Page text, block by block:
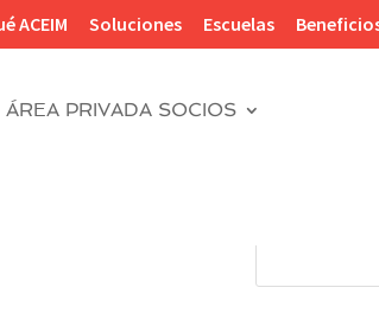
ACEIM Soluciones Escuelas
ÁREA PRIVADA SOCIOS